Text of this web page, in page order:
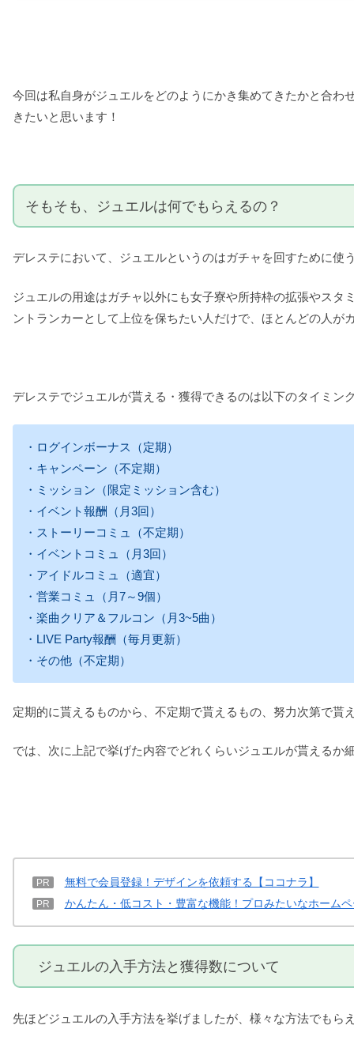
今回は私自身がジュエルをどのようにかき集めてきたかと合
きたいと思います！
そもそも、ジュエルは何でもらえるの？
デレステにおいて、ジュエルというのはガチャを回すために使
ジュエルの用途はガチャ以外にも女子寮や所持枠の拡張やス
ントランカーとして上位を保ちたい人だけで、ほとんどの人
デレステでジュエルが貰える・獲得できるのは以下のタイミン
・ログインボーナス（定期）
・キャンペーン（不定期）
・ミッション（限定ミッション含む）
・イベント報酬（月3回）
・ストーリーコミュ（不定期）
・イベントコミュ（月3回）
・アイドルコミュ（適宜）
・営業コミュ（月7～9個）
・楽曲クリア＆フルコン（月3~5曲）
・LIVE Party報酬（毎月更新）
・その他（不定期）
定期的に貰えるものから、不定期で貰えるもの、努力次第で貰
では、次に上記で挙げた内容でどれくらいジュエルが貰えるか
PR 無料で会員登録！デザインを依頼する【ココナラ】
PR かんたん・低コスト・豊富な機能！プロみたいなホーム
ジュエルの入手方法と獲得数について
先ほどジュエルの入手方法を挙げましたが、様々な方法でも